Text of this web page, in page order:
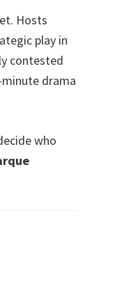
. Hosts
play in
contested
drama
who